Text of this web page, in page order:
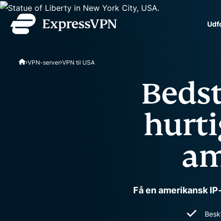
til at kunne skaleres.
VPN-server VPN til USA
Få en amerikansk